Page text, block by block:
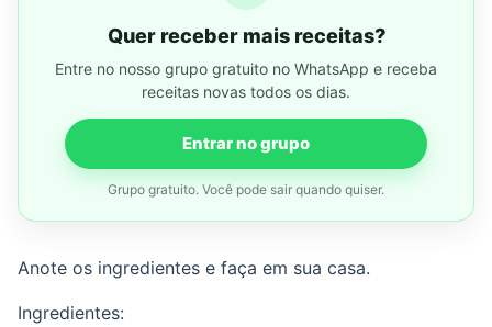
Quer receber mais receitas?
Entre no nosso grupo gratuito no WhatsApp e receba
receitas novas todos os dias.
Entrar no grupo
Grupo gratuito. Você pode sair quando quiser.
Anote os ingredientes e faça em sua casa.
Ingredientes: